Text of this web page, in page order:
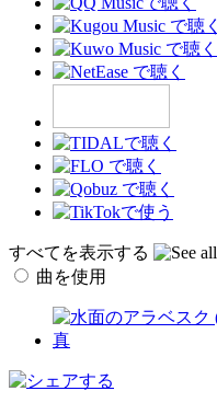
すべてを表示する
曲を使用